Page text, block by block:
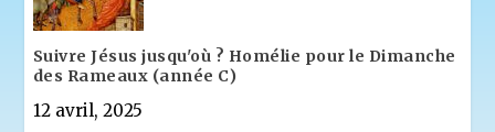
Suivre Jésus jusqu'où ? Homélie pour le Dimanche
des Rameaux (année C)
12 avril, 2025